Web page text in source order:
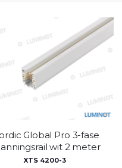
Global Pro 3-fase
wit 2 meter
XTS 4200-3